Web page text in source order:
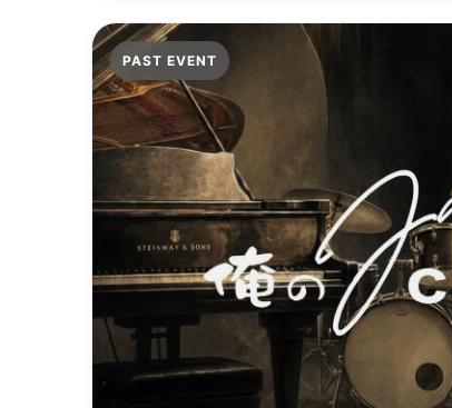
PAST EVENT